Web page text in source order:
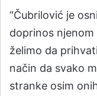
“Čubrilović je
doprinos njenom
želimo da
način da svako
stranke osim